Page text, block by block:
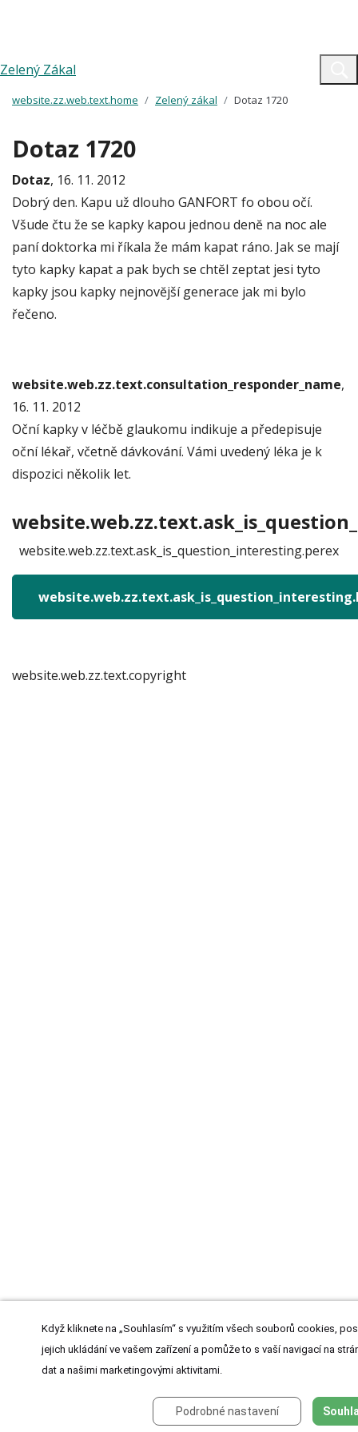
Zelený Zákal
website.zz.web.text.home Zelený zákal Dotaz 1720
Dotaz 1720
Dotaz, 16. 11. 2012
Dobrý den. Kapu už dlouho GANFORT fo obou očí.
Všude čtu že se kapky kapou jednou denĕ na noc ale
paní doktorka mi říkala že mám kapat ráno. Jak se mají
tyto kapky kapat a pak bych se chtĕl zeptat jesi tyto
kapky jsou kapky nejnovĕjší generace jak mi bylo
řečeno.
website.web.zz.text.consultation_responder_name,
16. 11. 2012
Oční kapky v léčbě glaukomu indikuje a předepisuje
oční lékař, včetně dávkování. Vámi uvedený léka je k
dispozici několik let.
website.web.zz.text.ask_is_question_interesting.perex
website.web.zz.text.copyright
Když kliknete na „Souhlasím“ s využitím všech souborů cookies,
jejich ukládání ve vašem zařízení a pomůže to s vaší navigací na
dat a našimi marketingovými aktivitami.
Podrobné nastavení